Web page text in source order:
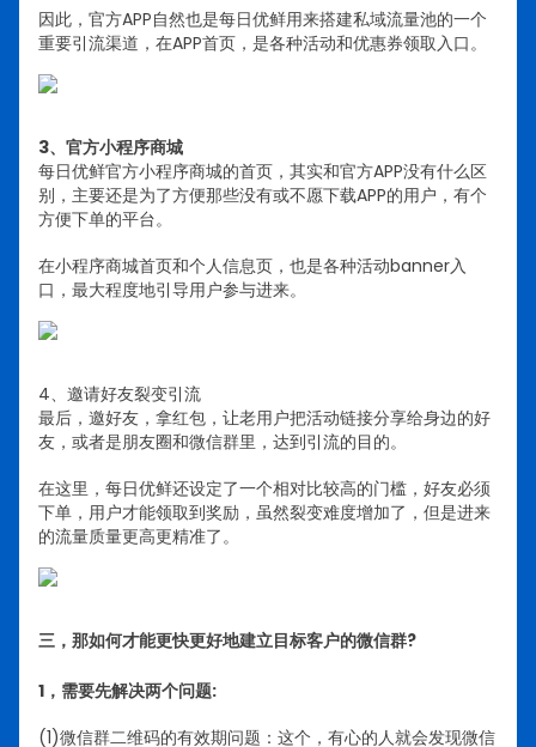
因此，官方APP自然也是每日优鲜用来搭建私域流量池的一个
重要引流渠道，在APP首页，是各种活动和优惠券领取入口。
3、官方小程序商城
每日优鲜官方小程序商城的首页，其实和官方APP没有什么区
别，主要还是为了方便那些没有或不愿下载APP的用户，有个
方便下单的平台。
在小程序商城首页和个人信息页，也是各种活动banner入
口，最大程度地引导用户参与进来。
4、邀请好友裂变引流
最后，邀好友，拿红包，让老用户把活动链接分享给身边的好
友，或者是朋友圈和微信群里，达到引流的目的。
在这里，每日优鲜还设定了一个相对比较高的门槛，好友必须
下单，用户才能领取到奖励，虽然裂变难度增加了，但是进来
的流量质量更高更精准了。
三，那如何才能更快更好地建立目标客户的微信群?
1，需要先解决两个问题:
(1)微信群二维码的有效期问题：这个，有心的人就会发现微信